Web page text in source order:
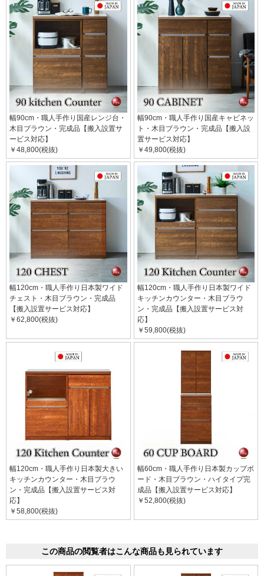
幅90cm・職人手作り国産レンジ台・
木目ブラウン・完成品【搬入設置サ
ービス対応】
￥48,800(税抜)
幅90cm・職人手作り国産キャビネッ
ト・木目ブラウン・完成品【搬入設
置サービス対応】
￥49,800(税抜)
幅120cm・職人手作り日本製ワイド
チェスト・木目ブラウン・完成品
【搬入設置サービス対応】
￥62,800(税抜)
幅120cm・職人手作り日本製ワイド
キッチンカウンター・木目ブラウ
ン・完成品【搬入設置サービス対
応】
￥59,800(税抜)
幅120cm・職人手作り日本製大きい
キッチンカウンター・木目ブラウ
ン・完成品【搬入設置サービス対
応】
￥58,800(税抜)
幅60cm・職人手作り日本製カップボ
ード・木目ブラウン・ハイタイプ完
成品【搬入設置サービス対応】
￥52,800(税抜)
この商品の閲覧者はこんな商品も見られています